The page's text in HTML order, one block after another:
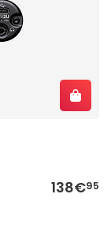
138€95